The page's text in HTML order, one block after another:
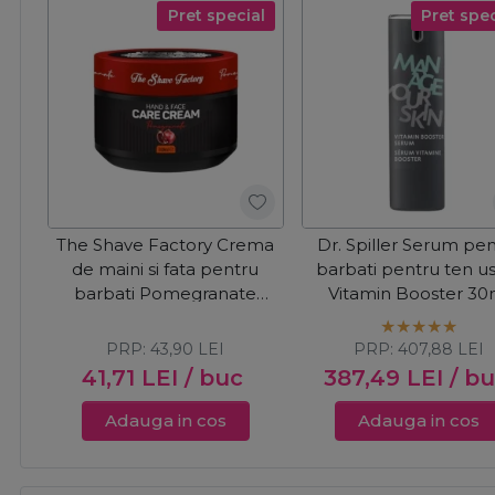
Pret special
The Shave Factory Crema
de maini si fata pentru
barbati Pomegranate
41,71 LEI / buc
PRP:43,90 LEI
Adauga in cos
Pret
Dr. Spiller Serum
barbati pentru ten
Vitamin Booster
387,49 LEI /
PRP:407,88 LEI
Adauga in cos